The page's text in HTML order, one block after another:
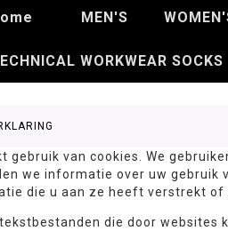
MEN'S
WORKWEAR SOCKS
gebruik van cookies. We
we informatie over uw
die u aan ze heeft verstrekt of
die door